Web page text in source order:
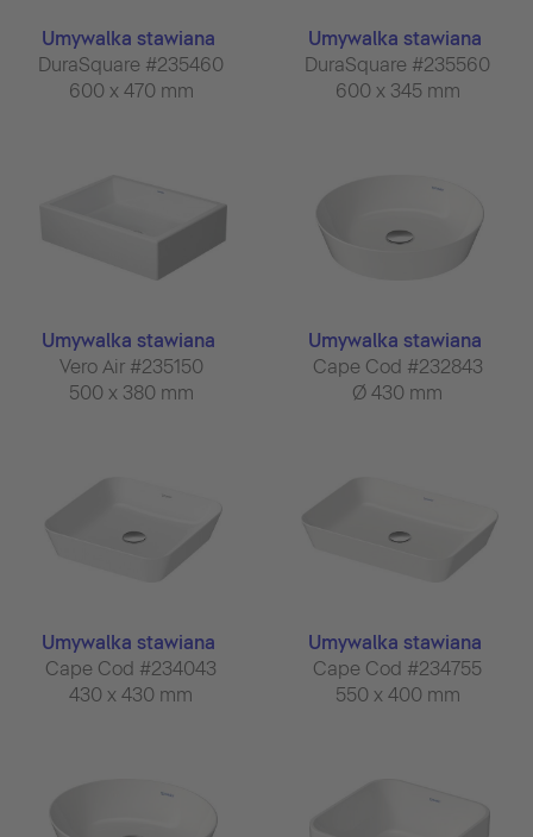
Umywalka stawiana
DuraSquare #235460
600 x 470 mm
Umywalka stawiana
DuraSquare #235560
600 x 345 mm
Umywalka stawiana
Vero Air #235150
500 x 380 mm
Umywalka stawiana
Cape Cod #232843
Ø 430 mm
Umywalka stawiana
Cape Cod #234043
430 x 430 mm
Umywalka stawiana
Cape Cod #234755
550 x 400 mm